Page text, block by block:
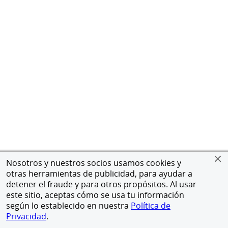
Nosotros y nuestros socios usamos cookies y
otras herramientas de publicidad, para ayudar a
detener el fraude y para otros propósitos. Al usar
este sitio, aceptas cómo se usa tu información
según lo establecido en nuestra Política de
Privacidad.